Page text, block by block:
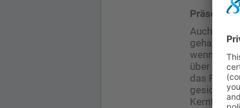
Auch die
gehalten
wenn sich
über die
das
gesichert